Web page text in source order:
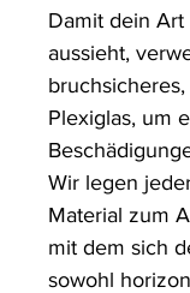
Damit dein
aussieht,
Plexiglas, um
Wir legen
Material zum
mit dem sich
sowohl